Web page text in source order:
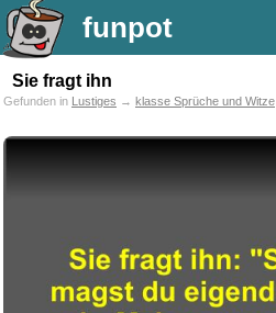
funpot
Sie fragt ihn
Gefunden in Lustiges → klasse Sprüche und Witze